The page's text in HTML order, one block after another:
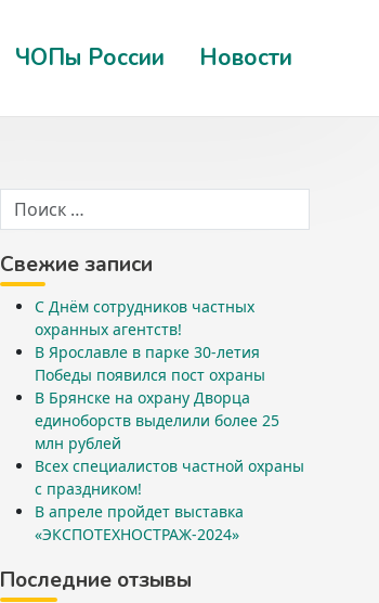
ЧОПы России Новости
Свежие записи
С Днём сотрудников частных
охранных агентств!
В Ярославле в парке 30-летия
Победы появился пост охраны
В Брянске на охрану Дворца
единоборств выделили более 25
млн рублей
Всех специалистов частной охраны
с праздником!
В апреле пройдет выставка
«ЭКСПОТЕХНОСТРАЖ-2024»
Последние отзывы